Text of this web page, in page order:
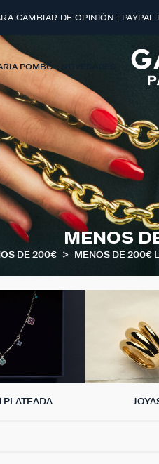
CAMBIAR DE OPINIÓN |
POMBO
MENOS
PLATEADA
DE 200€ MENOS DE 200€